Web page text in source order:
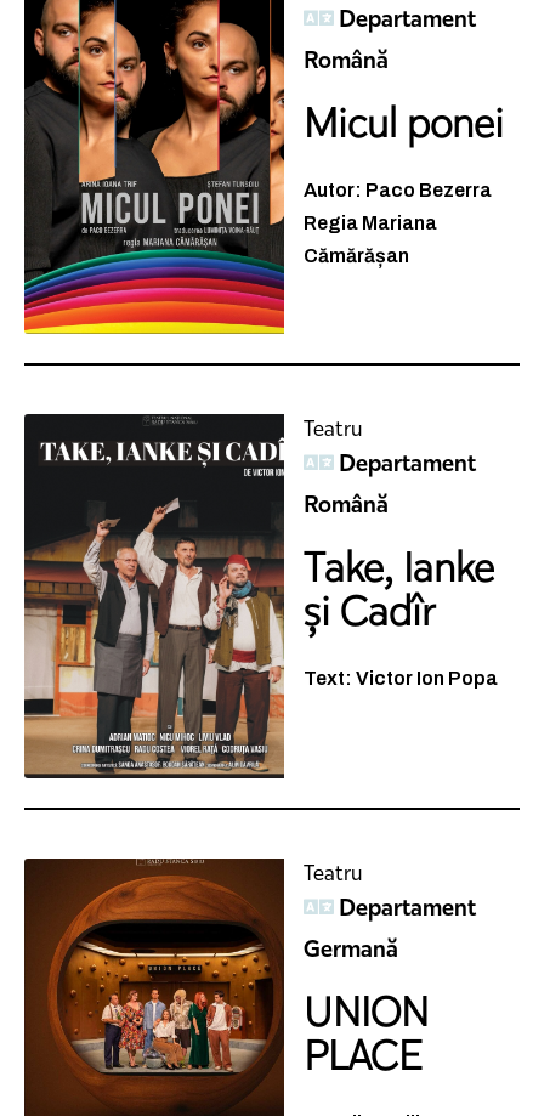
Departament
Română
Micul ponei
Autor: Paco Bezerra
Regia Mariana
Cămărășan
Teatru
Departament
Română
Take, Ianke
și Cadîr
Text: Victor Ion Popa
Teatru
Departament
Germană
UNION
PLACE